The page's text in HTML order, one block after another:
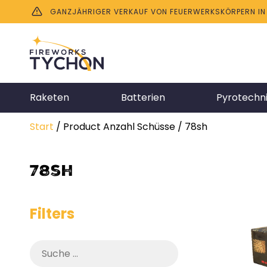
GANZJÄHRIGER VERKAUF VON FEUERWERKSKÖRPERN
Raketen Batterien
Start / Product Anzahl Schüsse / 78sh
78sh
Filters